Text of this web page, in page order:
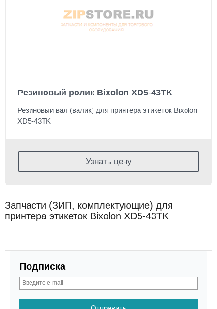
Резиновый ролик Bixolon XD5-43TK
Резиновый вал (валик) для принтера этикеток Bixolon
XD5-43TK
Узнать цену
Запчасти (ЗИП, комплектующие) для
принтера этикеток Bixolon XD5-43TK
Подписка